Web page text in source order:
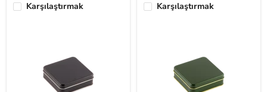
Karşılaştırmak Karşılaştırmak